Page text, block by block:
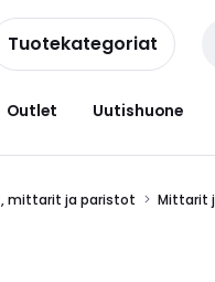
Tuotekategoriat
Outlet Uutishuone
mittarit ja paristot Mittarit